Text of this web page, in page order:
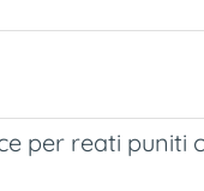
per reati